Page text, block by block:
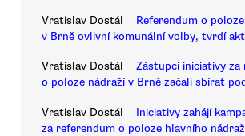
Vratislav Dostál
Referendum o
v Brně ovlivní komunální volby, tvrdí
Vratislav Dostál
Zástupci iniciativy za
o poloze nádraží v Brně začali sbírat
Vratislav Dostál
Iniciativy zahájí
za referendum o poloze hlavního